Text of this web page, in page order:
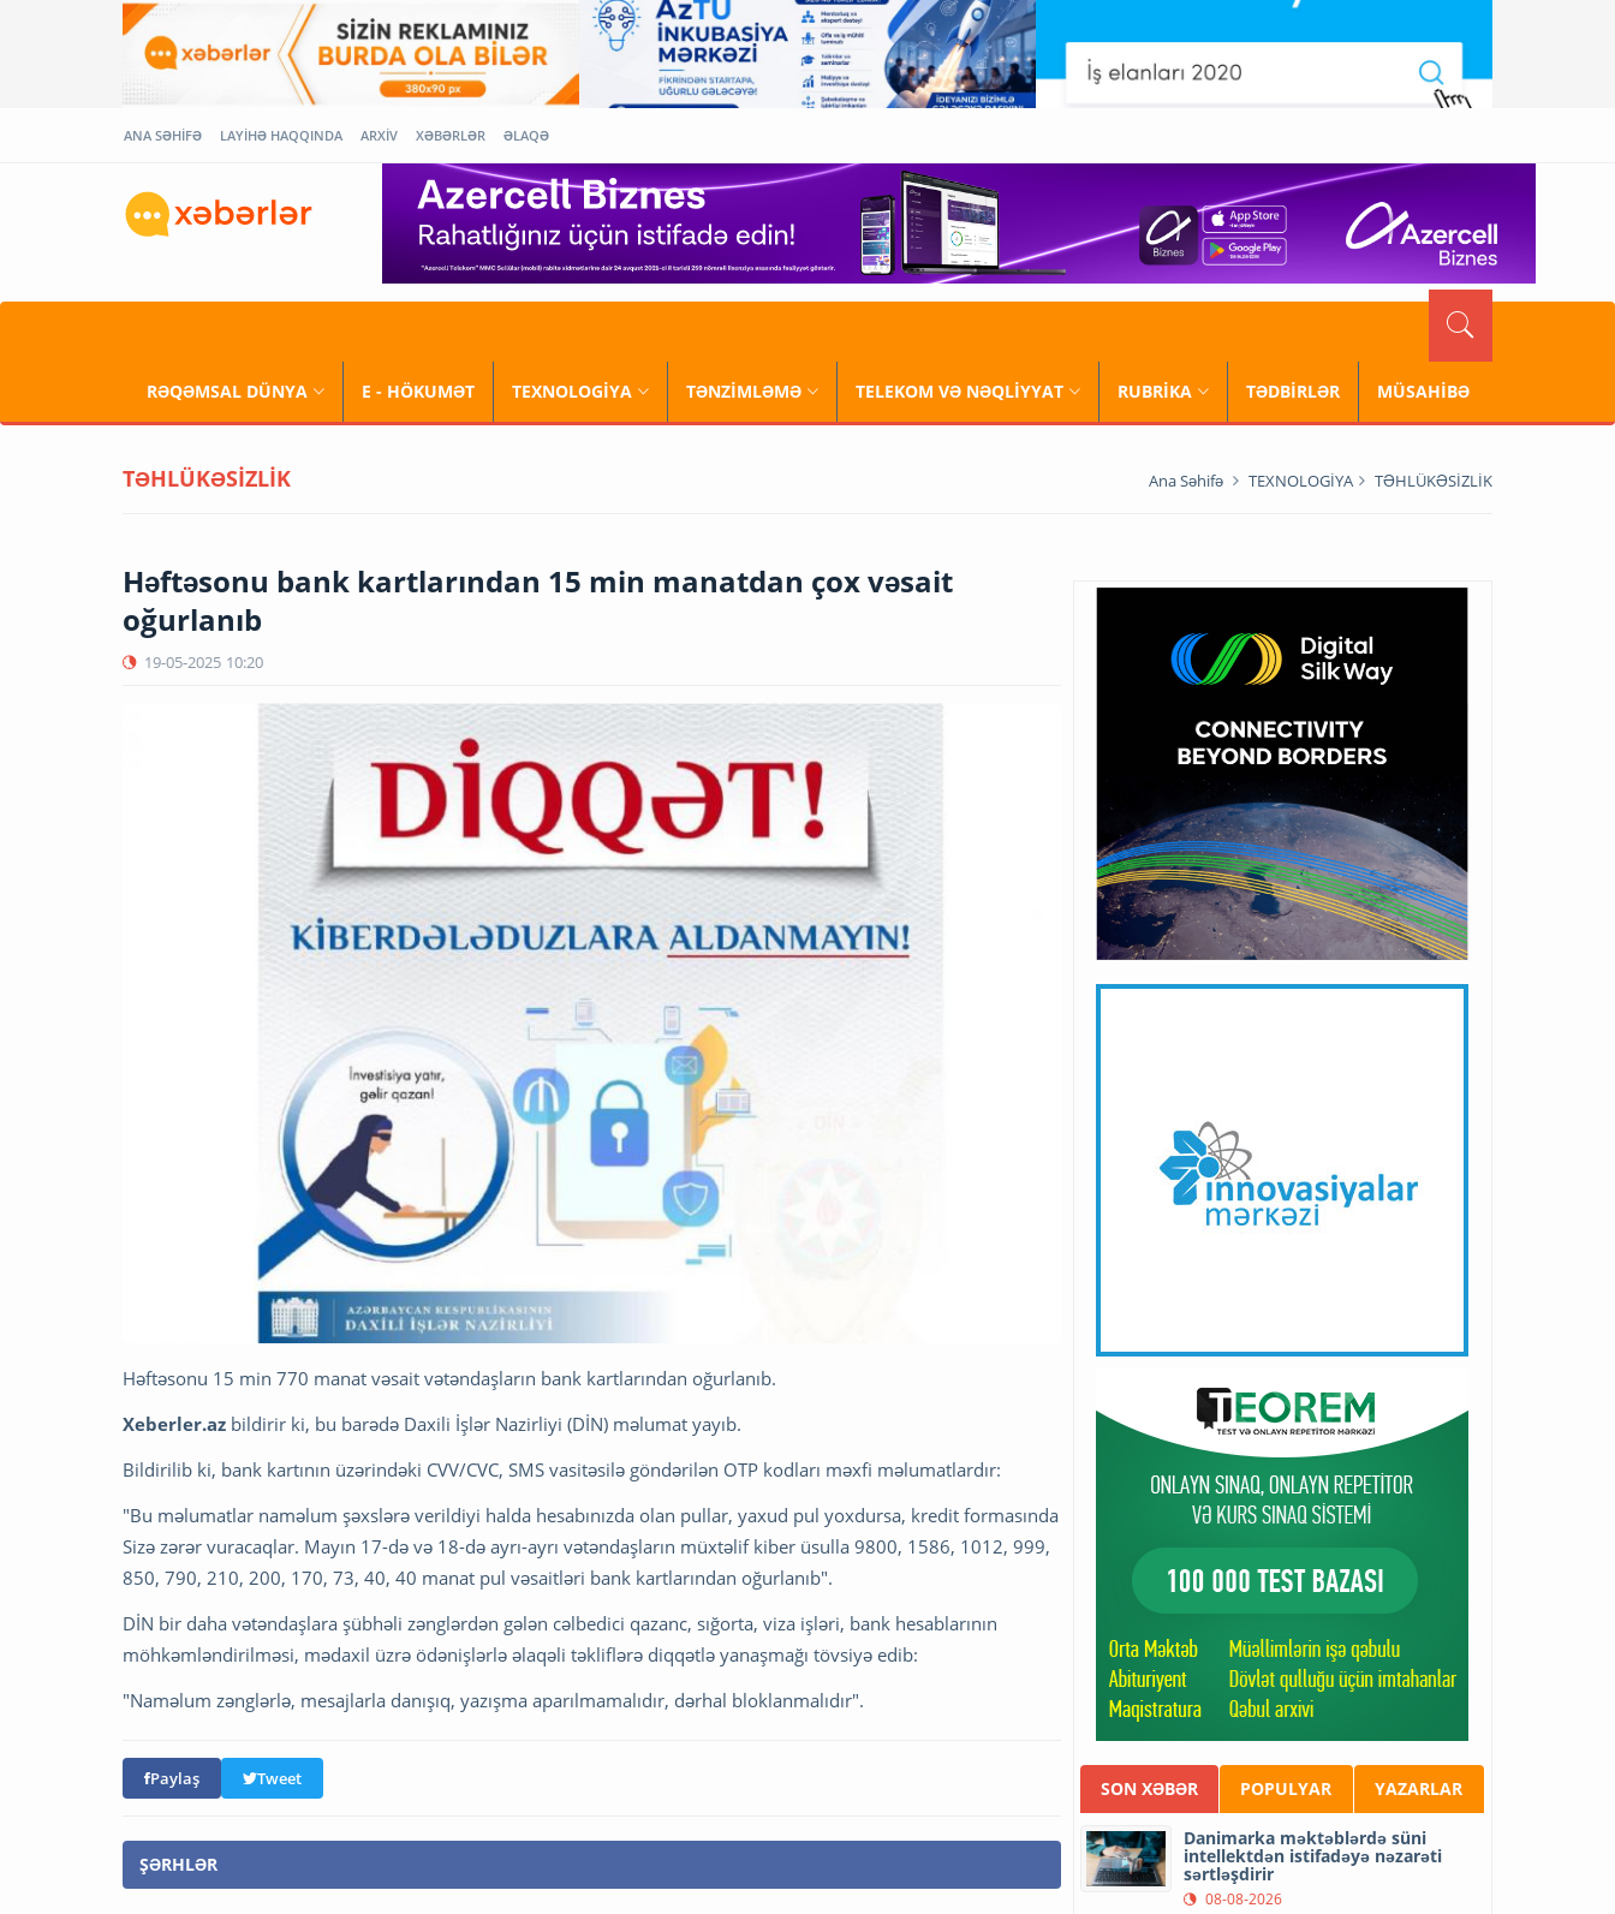
ANA SƏHİFƏ LAYİHƏ HAQQINDA ARXİV XƏBƏRLƏR ƏLAQƏ
RƏQƏMSAL DÜNYA E - HÖKUMƏT TEXNOLOGİYA TƏNZİMLƏMƏ TELEKOM VƏ NƏQLİYYAT RUBRİKA TƏDBİRLƏR MÜSAHİBƏ
TƏHLÜKƏSİZLİK Ana Səhifə TEXNOLOGİYA TƏHLÜKƏSİZLİK
Həftəsonu bank kartlarından 15 min manatdan çox vəsait
oğurlanıb
19-05-2025 10:20
Həftəsonu 15 min 770 manat vəsait vətəndaşların bank kartlarından oğurlanıb.
Xeberler.az bildirir ki, bu barədə Daxili İşlər Nazirliyi (DİN) məlumat yayıb.
Bildirilib ki, bank kartının üzərindəki CVV/CVC, SMS vasitəsilə göndərilən OTP kodları məxfi məlumatlardır:
"Bu məlumatlar naməlum şəxslərə verildiyi halda hesabınızda olan pullar, yaxud pul yoxdursa, kredit formasında
Sizə zərər vuracaqlar. Mayın 17-də və 18-də ayrı-ayrı vətəndaşların müxtəlif kiber üsulla 9800, 1586, 1012, 999,
850, 790, 210, 200, 170, 73, 40, 40 manat pul vəsaitləri bank kartlarından oğurlanıb".
DİN bir daha vətəndaşlara şübhəli zənglərdən gələn cəlbedici qazanc, sığorta, viza işləri, bank hesablarının
möhkəmləndirilməsi, mədaxil üzrə ödənişlərlə əlaqəli təkliflərə diqqətlə yanaşmağı tövsiyə edib:
"Naməlum zənglərlə, mesajlarla danışıq, yazışma aparılmamalıdır, dərhal bloklanmalıdır".
Paylaş Tweet
ŞƏRHLƏR
SON XƏBƏR POPULYAR YAZARLAR
Danimarka məktəblərdə süni
intellektdən istifadəyə nəzarəti
sərtləşdirir
08-08-2026